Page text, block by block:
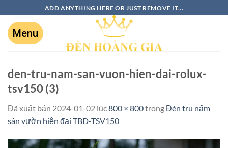
ADD ANYTHING HERE OR JUST REMOVE IT...
den-tru-nam-san-vuon-hien-dai-rolux-
tsv150 (3)
Đã xuất bản 2024-01-02 lúc800 × 800trongĐèn trụ nấm
sân vườn hiện đại TBD-TSV150